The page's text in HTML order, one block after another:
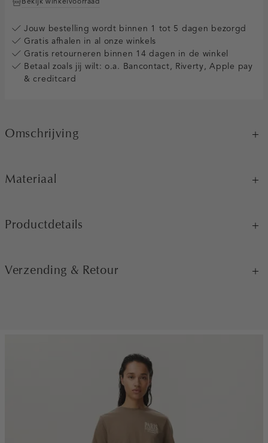
Jouw bestelling wordt binnen 1 tot 5 dagen bezorgd
Gratis afhalen in al onze winkels
Gratis retourneren binnen 14 dagen in de winkel
Betaal zoals jij wilt: o.a. Bancontact, Riverty, Apple pay
& creditcard
Omschrijving
Materiaal
Productdetails
Verzending & Retour